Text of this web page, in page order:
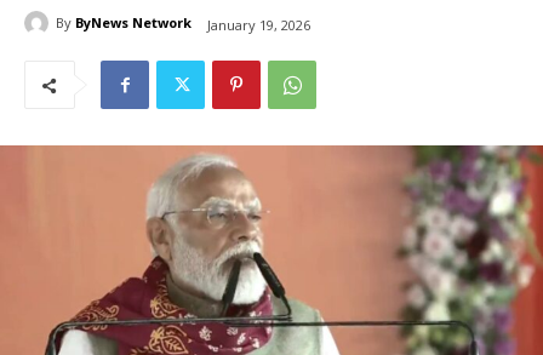
By ByNews Network January 19, 2026